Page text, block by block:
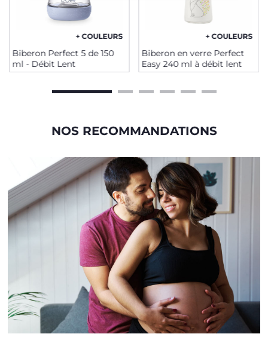
+ COULEURS
Biberon Perfect 5 de 150
ml - Débit Lent
+ COULEURS
Biberon en verre Perfect
Easy 240 ml à débit lent
NOS RECOMMANDATIONS